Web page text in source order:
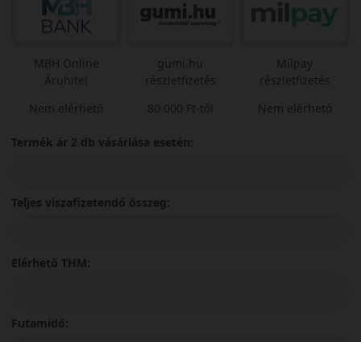
MBH Online
Áruhitel
Nem elérhető
gumi.hu
részletfizetés
80 000 Ft-tól
Milpay
részletfizetés
Nem elérhető
Termék ár 2 db vásárlása esetén:
Teljes viszafizetendő összeg:
Elérhető THM:
Futamidő: